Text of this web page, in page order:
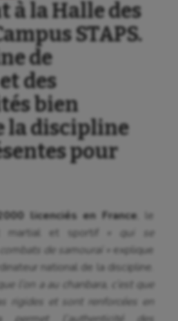
à la Halle des
STAPS.
de
des
bien
la discipline
pour
licenciés en France , le
martial et sportif
« qui se
de samouraï »
explique
national de la discipline.
l’on a au chanbara, c’est que
rigides et sont renforcées en